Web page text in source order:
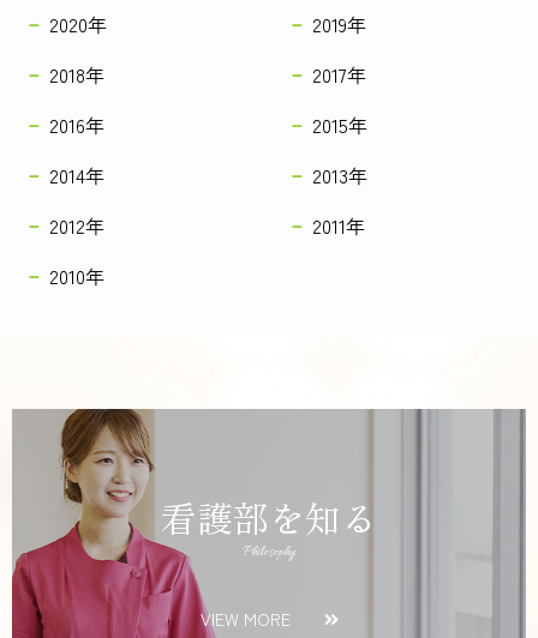
2020年
2019年
2018年
2017年
2016年
2015年
2014年
2013年
2012年
2011年
2010年
看護部を知る
Philosophy
VIEW MORE